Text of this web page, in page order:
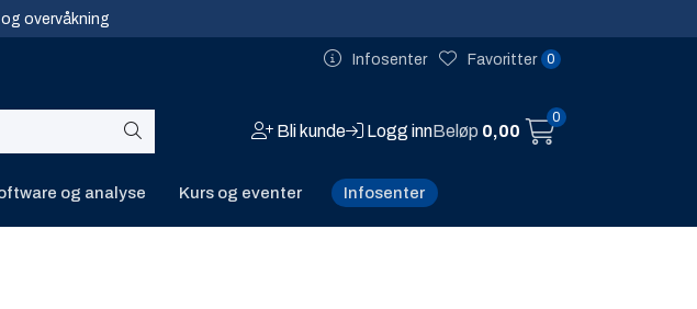
overvåkning
Infosenter 0
Favoritter
Bli kunde Logg innBeløp 0,00
0
og analyse Kurs og eventer Infosenter